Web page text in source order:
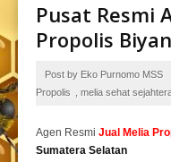
Pusat Resmi
Propolis
Post by Eko Purnomo MSS
Propolis
melia sehat
Agen Resmi Jual Melia
Sumatera Selatan